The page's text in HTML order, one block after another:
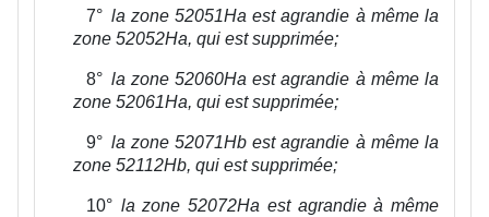
7° la zone 52051Ha est agrandie à même la
zone 52052Ha, qui est supprimée;
8° la zone 52060Ha est agrandie à même la
zone 52061Ha, qui est supprimée;
9° la zone 52071Hb est agrandie à même la
zone 52112Hb, qui est supprimée;
10° la zone 52072Ha est agrandie à même